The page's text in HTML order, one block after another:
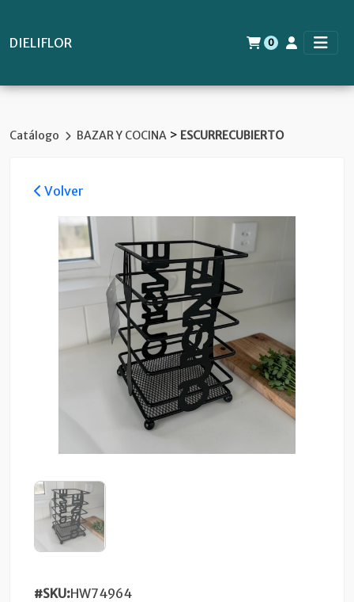
DIELIFLOR 0
Catálogo BAZAR Y COCINA > ESCURRECUBIERTO
Volver
#SKU:HW74964